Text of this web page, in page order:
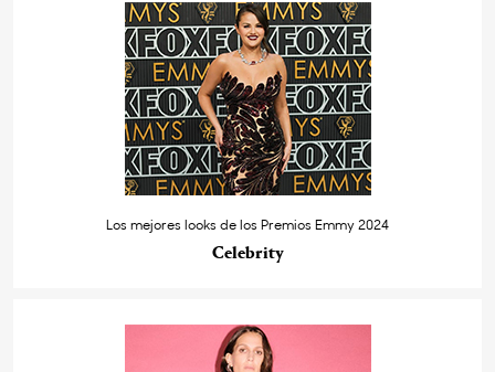
Los mejores looks de los Premios Emmy 2024
Celebrity